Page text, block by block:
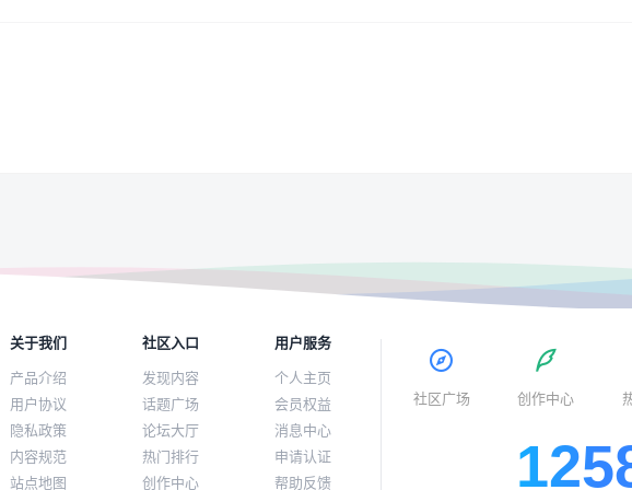
关于我们
产品介绍
用户协议
隐私政策
内容规范
站点地图
社区入口
发现内容
话题广场
论坛大厅
热门排行
创作中心
用户服务
个人主页
会员权益
消息中心
申请认证
帮助反馈
社区广场 创作中心